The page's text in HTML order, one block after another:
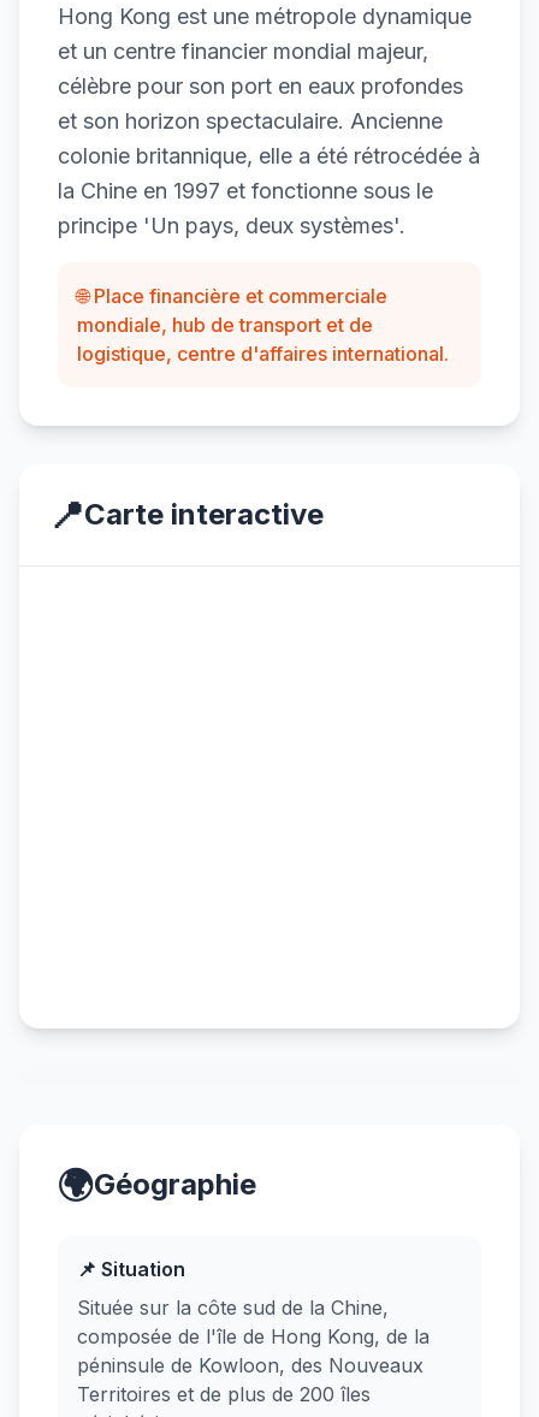
Hong Kong est une métropole dynamique
et un centre financier mondial majeur,
célèbre pour son port en eaux profondes
et son horizon spectaculaire. Ancienne
colonie britannique, elle a été rétrocédée à
la Chine en 1997 et fonctionne sous le
principe 'Un pays, deux systèmes'.
🌐 Place financière et commerciale
mondiale, hub de transport et de
logistique, centre d'affaires international.
📍Carte interactive
🌍Géographie
📌 Situation
Située sur la côte sud de la Chine,
composée de l'île de Hong Kong, de la
péninsule de Kowloon, des Nouveaux
Territoires et de plus de 200 îles